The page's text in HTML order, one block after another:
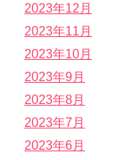
2023年12月
2023年11月
2023年10月
2023年9月
2023年8月
2023年7月
2023年6月